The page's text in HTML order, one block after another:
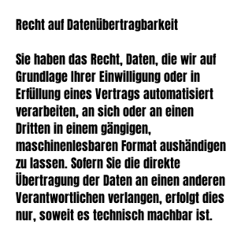
Recht auf Datenübertragbarkeit
Sie haben das Recht, Daten, die wir auf
Grundlage Ihrer Einwilligung oder in
Erfüllung eines Vertrags automatisiert
verarbeiten, an sich oder an einen
Dritten in einem gängigen,
maschinenlesbaren Format aushändigen
zu lassen. Sofern Sie die direkte
Übertragung der Daten an einen anderen
Verantwortlichen verlangen, erfolgt dies
nur, soweit es technisch machbar ist.